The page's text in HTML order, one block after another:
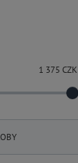
1 375 CZK